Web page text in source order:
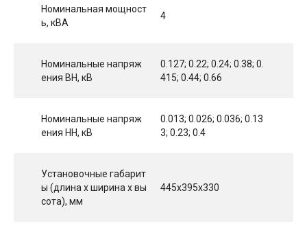
Номинальная мощност
ь, кВА
4
Номинальные напряж
ения ВН, кВ
0.127; 0.22; 0.24; 0.38; 0.
415; 0.44; 0.66
Номинальные напряж
ения НН, кВ
0.013; 0.026; 0.036; 0.13
3; 0.23; 0.4
Установочные габарит
ы (длина х ширина х вы
сота), мм
445х395х330